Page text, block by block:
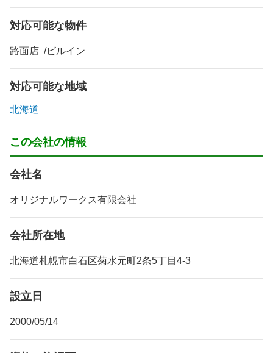
対応可能な物件
路面店 ビルイン
対応可能な地域
北海道
この会社の情報
会社名
オリジナルワークス有限会社
会社所在地
北海道札幌市白石区菊水元町2条5丁目4-3
設立日
2000/05/14